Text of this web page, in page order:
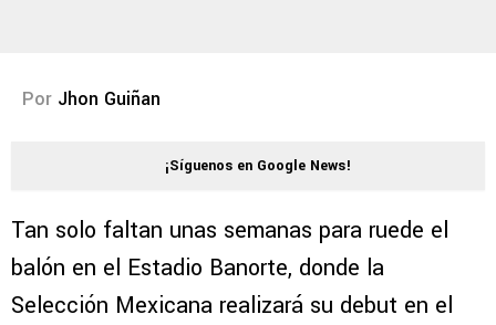
Por Jhon Guiñan
¡Síguenos en Google News!
Tan solo faltan unas semanas para ruede el
balón en el Estadio Banorte, donde la
Selección Mexicana realizará su debut en el